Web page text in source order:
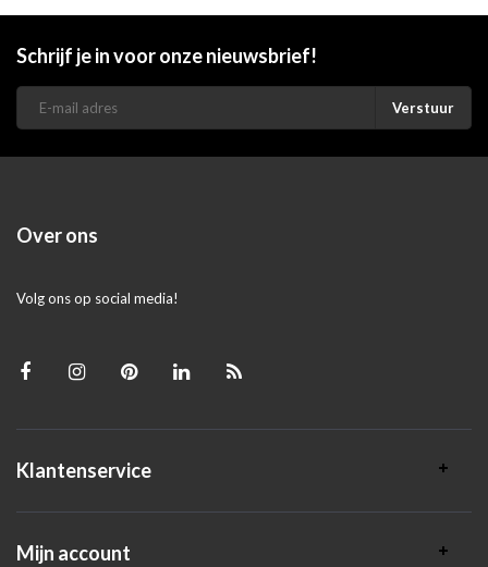
Schrijf je in voor onze nieuwsbrief!
Verstuur
Over ons
Volg ons op social media!
Klantenservice
Mijn account